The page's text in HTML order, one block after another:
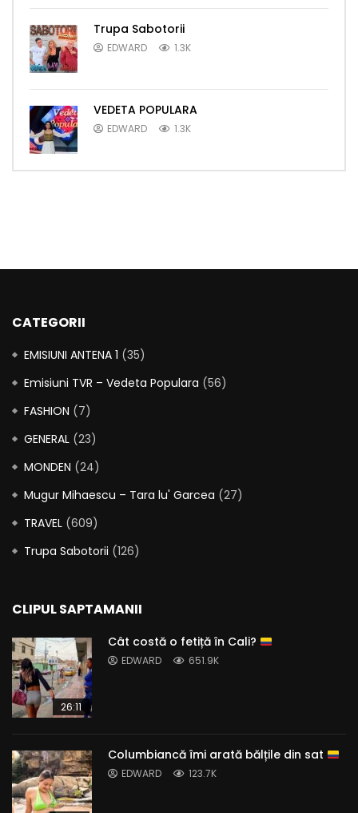
Trupa Sabotorii
EDWARD 1.3K
VEDETA POPULARA
EDWARD 1.3K
CATEGORII
EMISIUNI ANTENA 1 (35)
Emisiuni TVR – Vedeta Populara (56)
FASHION (7)
GENERAL (23)
MONDEN (24)
Mugur Mihaescu – Tara lu' Garcea (27)
TRAVEL (609)
Trupa Sabotorii (126)
CLIPUL SAPTAMANII
26:11
Cât costă o fetiță în Cali?
EDWARD 651.9K
Columbiancă îmi arată bălțile din sat
EDWARD 123.7K